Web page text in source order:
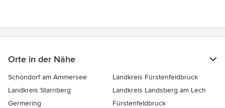
Orte in der Nähe
Schondorf am Ammersee
Landkreis Fürstenfeldbruck
Landkreis Starnberg
Landkreis Landsberg am Lech
Germering
Fürstenfeldbruck